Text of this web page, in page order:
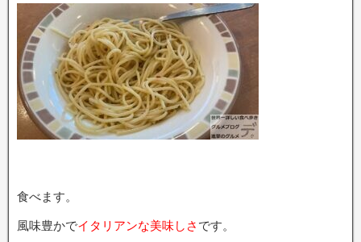
食べます。
風味豊かでイタリアンな美味しさ です。